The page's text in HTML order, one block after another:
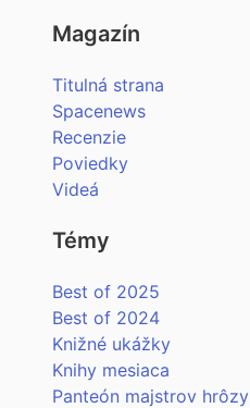
Magazín
Titulná strana
Spacenews
Recenzie
Poviedky
Videá
Témy
Best of 2025
Best of 2024
Knižné ukážky
Knihy mesiaca
Panteón majstrov hrôzy